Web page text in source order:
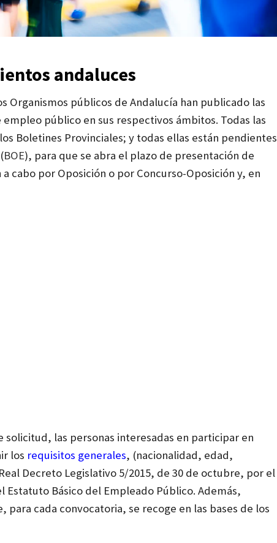
andaluces
Organismos públicos de Andalucía han publicado las
público en sus respectivos ámbitos. Todas las
Boletines Provinciales; y todas ellas están pendientes
BOE), para que se abra el plazo de presentación de
cabo por Oposición o por Concurso-Oposición y, en
solicitud, las personas interesadas en participar en
los requisitos generales, (nacionalidad, edad,
Decreto Legislativo 5/2015, de 30 de octubre, por el
Básico del Empleado Público. Además,
para cada convocatoria, se recoge en las bases de los